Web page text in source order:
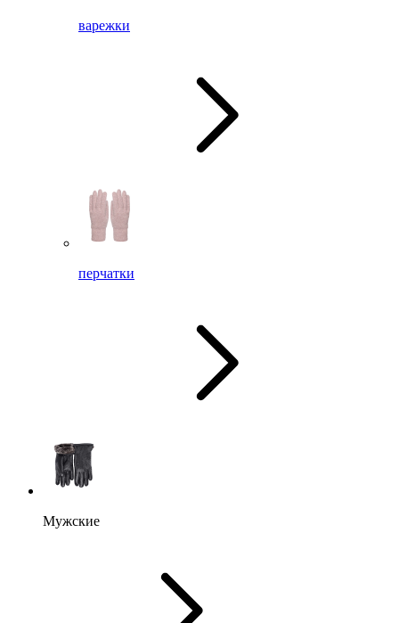
варежки
перчатки
Мужские